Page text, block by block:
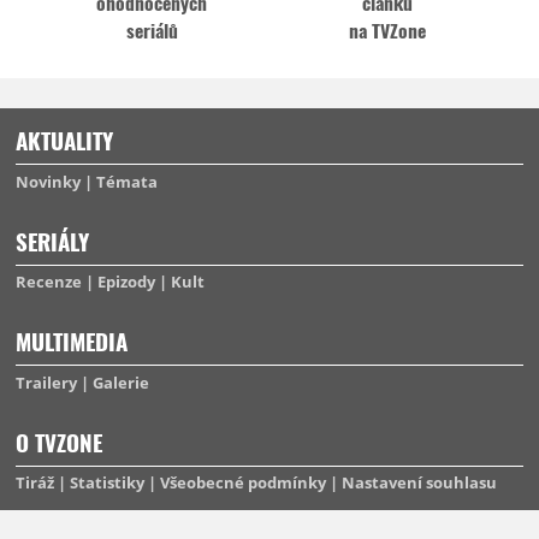
seriálů
na TVZone
AKTUALITY
Novinky Témata
SERIÁLY
Recenze Epizody Kult
MULTIMEDIA
Trailery Galerie
O TVZONE
Tiráž Statistiky Všeobecné podmínky Nastavení souhlasu